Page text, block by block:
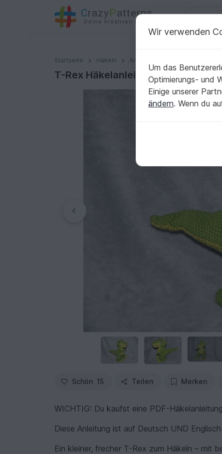
CrazyPatterns
Deine kreativen Ideen
Startseite Häkeln Amigurumi
T-Rex Häkelanleitung – Amigurumi Dinosaurier,
T-Rex Häkelanleitung –
Schön 15 Teilen Merken
WICHTIG: Du kaufst eine PDF-
Diese Anleitung ist auf Deutsch UND
Ein kleiner, frecher T-Rex zum Häkeln – mit
Wir verwenden
Um das
Optimierungs- und
Einige unserer
ändern. Wenn du